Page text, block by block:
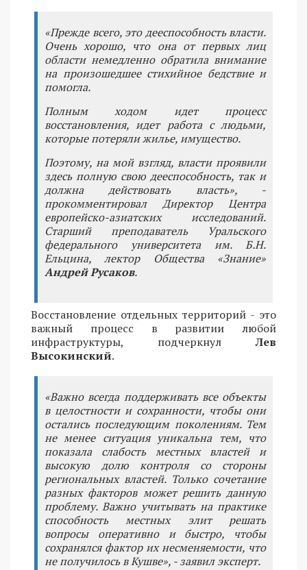
«Прежде всего, это дееспособность власти.
Очень хорошо, что она от первых лиц
области немедленно обратила внимание
на произошедшее стихийное бедствие и
помогла.
Полным ходом идет процесс
восстановления, идет работа с людьми,
которые потеряли жилье, имущество.
Поэтому, на мой взгляд, власти проявили
здесь полную свою дееспособность, так и
должна действовать власть», -
прокомментировал Директор Центра
европейско-азиатских исследований.
Старший преподаватель Уральского
федерального университета им. Б.Н.
Ельцина, лектор Общества «Знание»
Андрей Русаков.
Восстановление отдельных территорий - это
важный процесс в развитии любой
инфраструктуры, подчеркнулЛев
Высокинский.
«Важно всегда поддерживать все объекты
в целостности и сохранности, чтобы они
остались последующим поколениям. Тем
не менее ситуация уникальна тем, что
показала слабость местных властей и
высокую долю контроля со стороны
региональных властей. Только сочетание
разных факторов может решить данную
проблему. Важно учитывать на практике
способность местных элит решать
вопросы оперативно и быстро, чтобы
сохранялся фактор их несменяемости, что
не получилось в Кушве», - заявил эксперт.